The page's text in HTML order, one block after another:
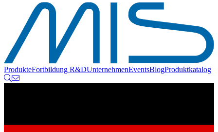
ProdukteFortbildung R&DUnternehmenEventsBlogProduktkatalog